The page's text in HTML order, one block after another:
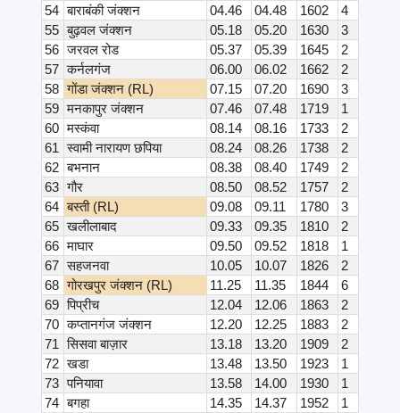
54 बाराबंकी जंक्शन 04.46 04.48 1602
4
55 बुढ़वल जंक्शन 05.18 05.20 1630
3
56 जरवल रोड 05.37 05.39 1645
2
57 कर्नलगंज 06.00 06.02 1662
2
58 गोंडा जंक्शन (RL) 07.15 07.20 1690
3
59 मनकापुर जंक्शन 07.46 07.48 1719
1
60 मस्कंवा 08.14 08.16 1733
2
61 स्वामी नारायण छपिया 08.24 08.26 1738
2
62 बभनान 08.38 08.40 1749
2
63 गौर 08.50 08.52 1757
2
64 बस्ती (RL) 09.08 09.11 1780
3
65 खलीलाबाद 09.33 09.35 1810
2
66 माघार 09.50 09.52 1818
1
67 सहजनवा 10.05 10.07 1826
2
68 गोरखपुर जंक्शन (RL) 11.25 11.35 1844
6
69 पिप्रीच 12.04 12.06 1863
2
70 कप्तानगंज जंक्शन 12.20 12.25 1883
2
71 सिसवा बाज़ार 13.18 13.20 1909
2
72 खडा 13.48 13.50 1923
1
73 पनियावा 13.58 14.00 1930
1
74 बगहा 14.35 14.37 1952
1